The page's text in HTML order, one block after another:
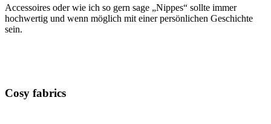
Accessoires oder wie ich so gern sage „Nippes“ sollte immer
hochwertig und wenn möglich mit einer persönlichen Geschichte
sein.
Cosy fabrics